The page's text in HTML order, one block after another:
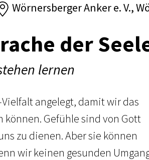
Wörnersberger Anker e. V.,
der
lernen
angelegt, damit wir das
Gefühle sind von Gott
zu dienen. Aber sie können
wir keinen gesunden